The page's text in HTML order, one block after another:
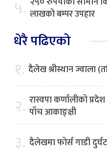
५. लाखको बम्पर उपहार
धेरै पढिएको
१. दैलेख श्रीस्थान ज्वाला
२. रास्वपा कर्णालीको
पाँच आकाङ्क्षी
३. दैलेखमा फोर्स गाडी